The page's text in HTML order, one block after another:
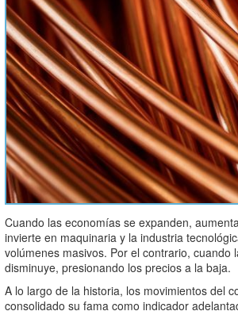
Cuando las economías se expanden,
invierte en maquinaria y la industria
volúmenes masivos. Por el contrario,
disminuye, presionando los precios a la baja.
A lo largo de la historia, los movimientos del
consolidado su fama como indicador